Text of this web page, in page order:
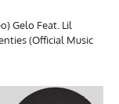
Gelo Feat. Lil
(Official Music